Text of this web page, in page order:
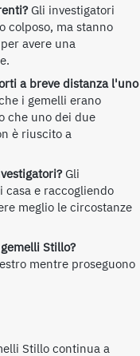
Gli investigatori
colposo, ma stanno
avere una
a breve distanza l'uno
i gemelli erano
che uno dei due
è riuscito a
Gli
e raccogliendo
meglio le circostanze
Stillo?
mentre proseguono
Stillo continua a